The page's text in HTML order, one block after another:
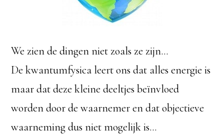
We zien de dingen niet zoals ze zijn…
De kwantumfysica leert ons dat alles energie is
maar dat deze kleine deeltjes beïnvloed
worden door de waarnemer en dat objectieve
waarneming dus niet mogelijk is…